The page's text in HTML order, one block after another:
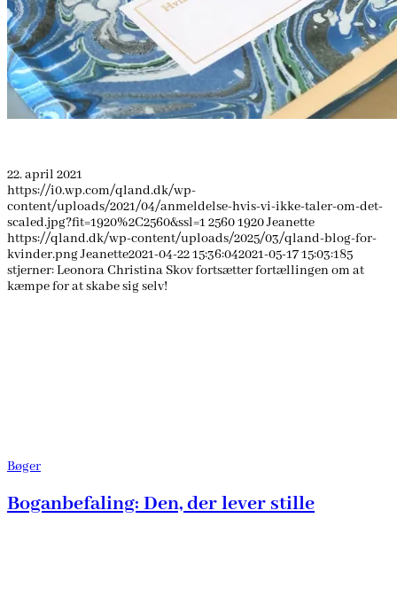
22. april 2021
https://i0.wp.com/qland.dk/wp-
content/uploads/2021/04/anmeldelse-hvis-vi-ikke-taler-om-det-
scaled.jpg?fit=1920%2C2560&ssl=1 25601920Jeanette
https://qland.dk/wp-content/uploads/2025/03/qland-blog-for-
kvinder.pngJeanette2021-04-22 15:36:042021-05-17 15:03:185
stjerner: Leonora Christina Skov fortsætter fortællingen om at
kæmpe for at skabe sig selv!
Bøger
Boganbefaling: Den, der lever stille